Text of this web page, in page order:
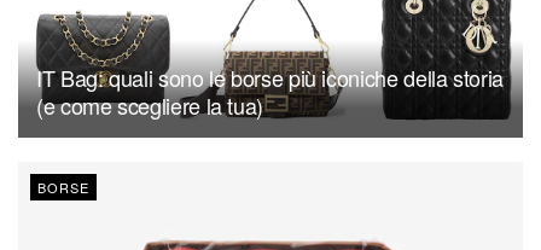
IT Bag: quali sono le borse più iconiche della storia
(e come scegliere la tua)
BORSE